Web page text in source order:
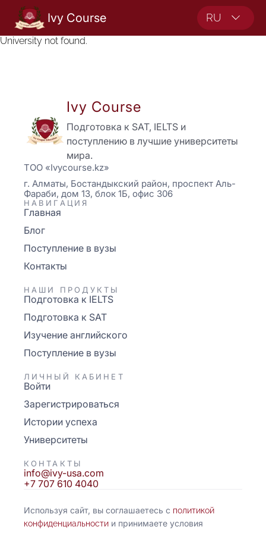
Ivy Course RU
University not found.
Ivy Course
Подготовка к SAT, IELTS и
поступлению в лучшие университеты
мира.
ТОО «Ivycourse.kz»
г. Алматы, Бостандыкский район, проспект Аль-
Фараби, дом 13, блок 1Б, офис 306
НАВИГАЦИЯ
Главная
Блог
Поступление в вузы
Контакты
НАШИ ПРОДУКТЫ
Подготовка к IELTS
Подготовка к SAT
Изучение английского
Поступление в вузы
ЛИЧНЫЙ КАБИНЕТ
Войти
Зарегистрироваться
Истории успеха
Университеты
КОНТАКТЫ
info@ivy-usa.com
+7 707 610 4040
Используя сайт, вы соглашаетесь с политикой
конфиденциальности и принимаете условия